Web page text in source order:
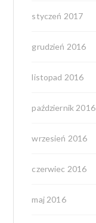
styczeń 2017
grudzień 2016
listopad 2016
październik 2016
wrzesień 2016
czerwiec 2016
maj 2016